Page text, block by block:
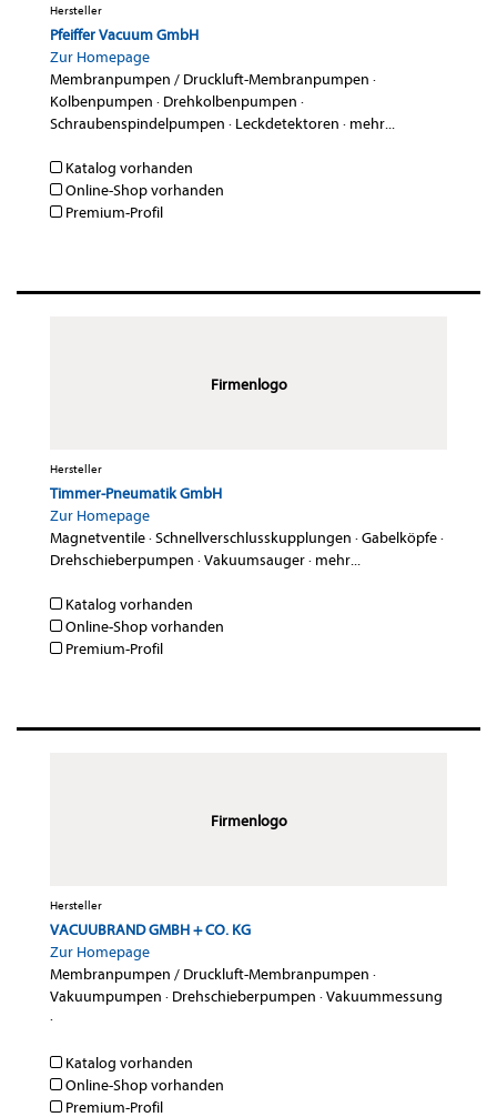
Hersteller
Pfeiffer Vacuum GmbH
Zur Homepage
Membranpumpen / Druckluft-Membranpumpen ·
Kolbenpumpen · Drehkolbenpumpen ·
Schraubenspindelpumpen · Leckdetektoren · mehr...
Katalog vorhanden
Online-Shop vorhanden
Premium-Profil
Firmenlogo
Hersteller
Timmer-Pneumatik GmbH
Zur Homepage
Magnetventile·Schnellverschlusskupplungen ·Gabelköpfe·
Drehschieberpumpen ·Vakuumsauger· mehr...
Katalog vorhanden
Online-Shop vorhanden
Premium-Profil
Firmenlogo
Hersteller
VACUUBRAND GMBH + CO. KG
Zur Homepage
Membranpumpen / Druckluft-Membranpumpen ·
Vakuumpumpen · Drehschieberpumpen ·Vakuummessung
·
Katalog vorhanden
Online-Shop vorhanden
Premium-Profil